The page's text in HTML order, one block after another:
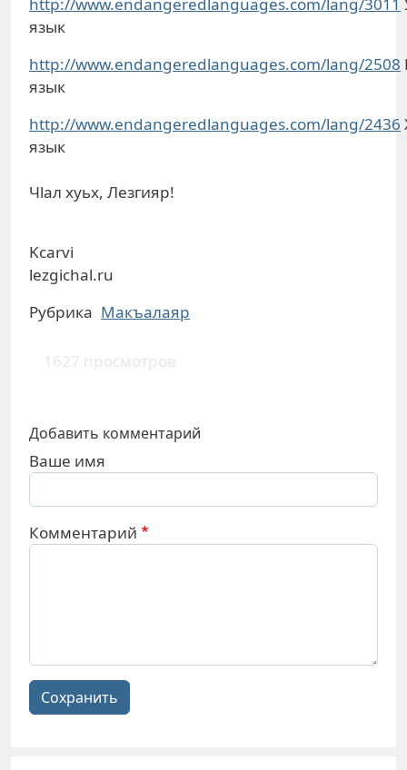
язык
http://www.endangeredlanguages.com/lang/2508
язык
http://www.endangeredlanguages.com/lang/2436
язык
Чlал хуьх, Лезгияр!
Kcarvi
lezgichal.ru
Рубрика Макъалаяр
1627 просмотров
Добавить комментарий
Ваше имя
Комментарий
Сохранить